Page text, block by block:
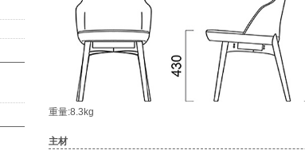
重量:8.3kg
主材